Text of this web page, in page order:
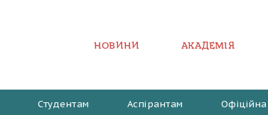
НОВИНИ АКАДЕМІЯ
Студентам Аспірантам